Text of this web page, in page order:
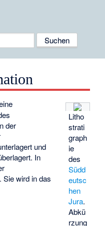
Litho
strati
graph
ie
des
Südd
eutsc
hen
Jura.
Abkü
rzung
der
und
In
. Sie wird in das